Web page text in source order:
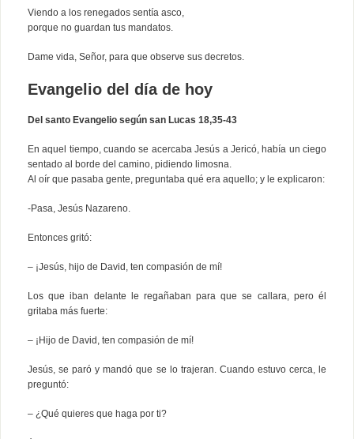
Viendo a los renegados sentía asco,
porque no guardan tus mandatos.
Dame vida, Señor, para que observe sus decretos.
Evangelio del día de hoy
Del santo Evangelio según san Lucas 18,35-43
En aquel tiempo, cuando se acercaba Jesús a Jericó, había un ciego
sentado al borde del camino, pidiendo limosna.
Al oír que pasaba gente, preguntaba qué era aquello; y le explicaron:
-Pasa, Jesús Nazareno.
Entonces gritó:
– ¡Jesús, hijo de David, ten compasión de mí!
Los que iban delante le regañaban para que se callara, pero él
gritaba más fuerte:
– ¡Hijo de David, ten compasión de mí!
Jesús, se paró y mandó que se lo trajeran. Cuando estuvo cerca, le
preguntó:
– ¿Qué quieres que haga por ti?